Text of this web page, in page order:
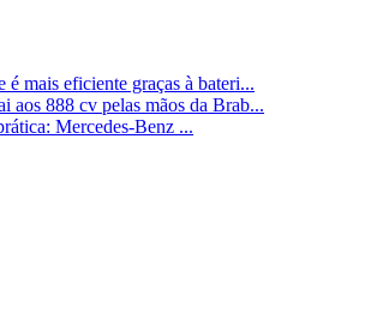
mais eficiente graças à bateri...
aos 888 cv pelas mãos da Brab...
Mercedes-Benz ...